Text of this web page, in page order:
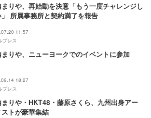
りや、再始動を決意「もう一度チャレンジし
」 所属事務所と契約満了を報告
11:57
プレス
りや、ニューヨークでのイベントに参加
18:27
プレス
りや・HKT48・藤原さくら、九州出身アー
ストが豪華集結